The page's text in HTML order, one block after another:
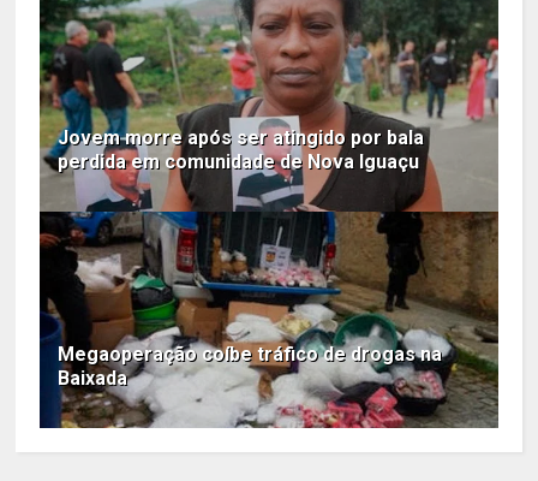
Jovem morre após ser atingido por bala
perdida em comunidade de Nova Iguaçu
Megaoperação coíbe tráfico de drogas na
Baixada